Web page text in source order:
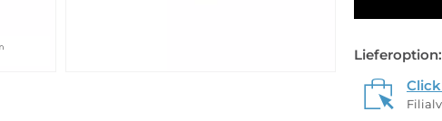
Lieferoption: